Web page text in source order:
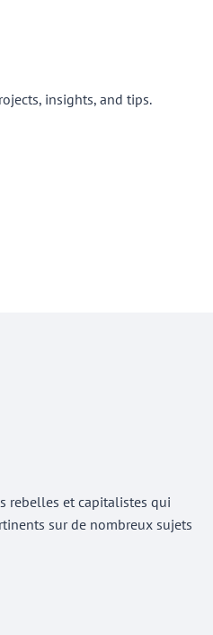
insights, and tips.
rebelles et capitalistes qui
sur de nombreux sujets